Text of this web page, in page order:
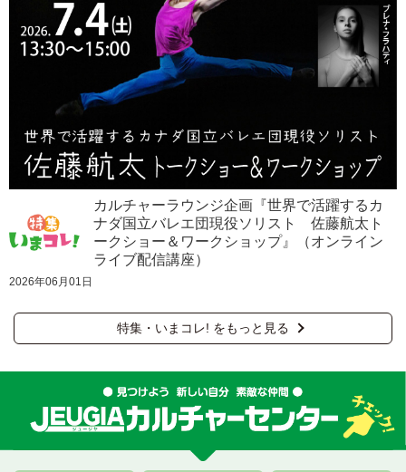
カルチャーラウンジ企画『世界で活躍するカ
ナダ国立バレエ団現役ソリスト 佐藤航太ト
ークショー＆ワークショップ』（オンライン
ライブ配信講座）
2026年06月01日
特集・いまコレ! をもっと見る